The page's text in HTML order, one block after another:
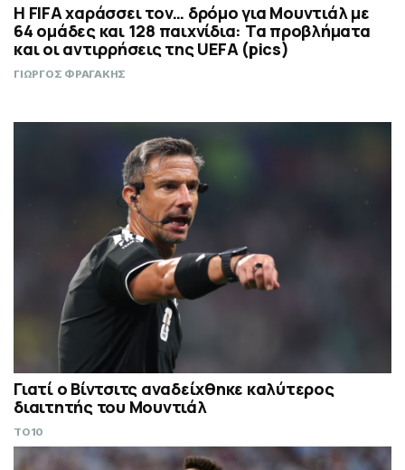
Η FIFA χαράσσει τον… δρόμο για Μουντιάλ με
64 ομάδες και 128 παιχνίδια: Τα προβλήματα
και οι αντιρρήσεις της UEFA (pics)
ΓΙΩΡΓΟΣ ΦΡΑΓΑΚΗΣ
Γιατί ο Βίντσιτς αναδείχθηκε καλύτερος
διαιτητής του Μουντιάλ
TO10